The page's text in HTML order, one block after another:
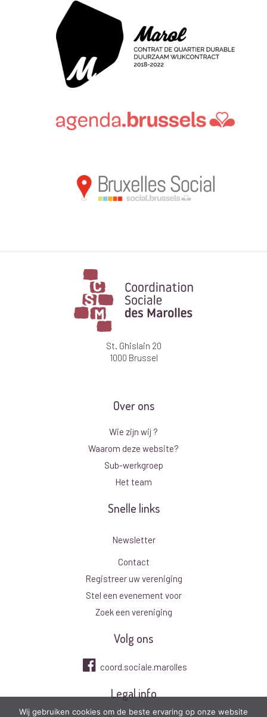
St. Ghislain 20
1000 Brussel
Over ons
Wie zijn wij ?
Waarom deze website?
Sub-werkgroep
Het team
Snelle links
Newsletter
Contact
Registreer uw vereniging
Stel een evenement voor
Zoek een vereniging
Volg ons
coord.sociale.marolles
Legal info
Wij gebruiken cookies om de beste ervaring op onze website